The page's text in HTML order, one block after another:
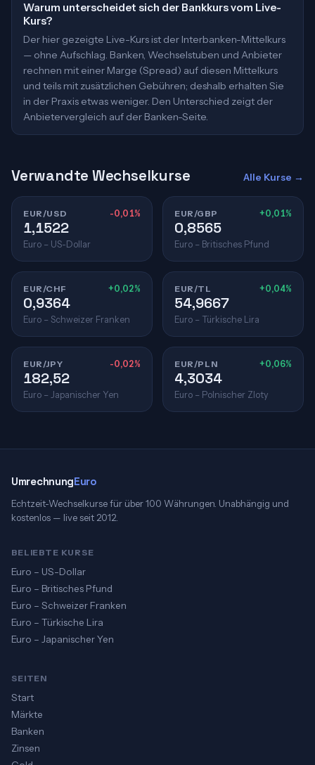
Warum unterscheidet sich der Bankkurs vom Live-
Kurs?
Der hier gezeigte Live-Kurs ist der Interbanken-Mittelkurs
— ohne Aufschlag. Banken, Wechselstuben und Anbieter
rechnen mit einer Marge (Spread) auf diesen Mittelkurs
und teils mit zusätzlichen Gebühren; deshalb erhalten Sie
in der Praxis etwas weniger. Den Unterschied zeigt der
Anbietervergleich auf der Banken-Seite.
Verwandte Wechselkurse Alle Kurse →
EUR/USD -0,01%
1,1522
Euro – US-Dollar
EUR/GBP +0,01%
0,8565
Euro – Britisches Pfund
EUR/CHF +0,02%
0,9364
Euro – Schweizer Franken
EUR/TL +0,04%
54,9667
Euro – Türkische Lira
EUR/JPY -0,02%
182,52
Euro – Japanischer Yen
EUR/PLN +0,06%
4,3034
Euro – Polnischer Zloty
UmrechnungEuro
Echtzeit-Wechselkurse für über 100 Währungen. Unabhängig und
kostenlos — live seit 2012.
BELIEBTE KURSE
Euro – US-Dollar
Euro – Britisches Pfund
Euro – Schweizer Franken
Euro – Türkische Lira
Euro – Japanischer Yen
SEITEN
Start
Märkte
Banken
Zinsen